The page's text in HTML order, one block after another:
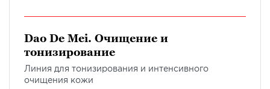
Dao De Mei. Очищение и
тонизирование
Линия для тонизирования и интенсивного
очищения кожи